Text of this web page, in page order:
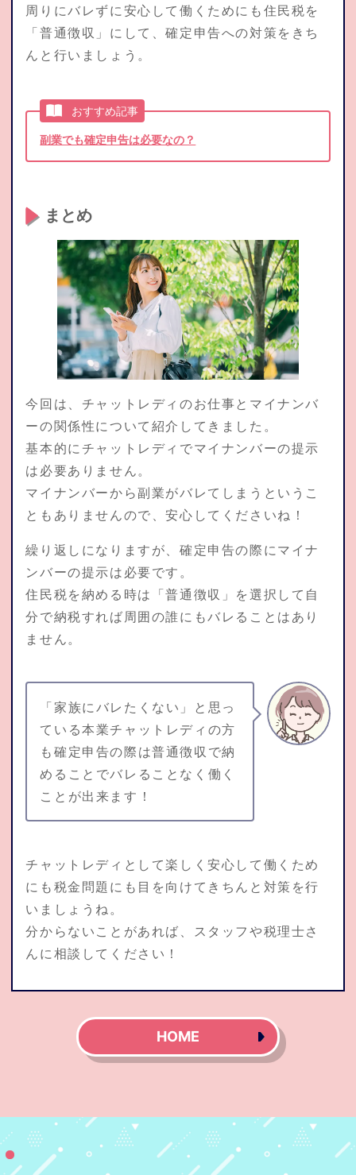
周りにバレずに安心して働くためにも住民税を
「普通徴収」にして、確定申告への対策をきち
んと行いましょう。
おすすめ記事
副業でも確定申告は必要なの？
まとめ
今回は、チャットレディのお仕事とマイナンバ
ーの関係性について紹介してきました。
基本的にチャットレディでマイナンバーの提示
は必要ありません。
マイナンバーから副業がバレてしまうというこ
ともありませんので、安心してくださいね！
繰り返しになりますが、確定申告の際にマイナ
ンバーの提示は必要です。
住民税を納める時は「普通徴収」を選択して自
分で納税すれば周囲の誰にもバレることはあり
ません。
「家族にバレたくない」と思っ
ている本業チャットレディの方
も確定申告の際は普通徴収で納
めることでバレることなく働く
ことが出来ます！
チャットレディとして楽しく安心して働くため
にも税金問題にも目を向けてきちんと対策を行
いましょうね。
分からないことがあれば、スタッフや税理士さ
んに相談してください！
HOME